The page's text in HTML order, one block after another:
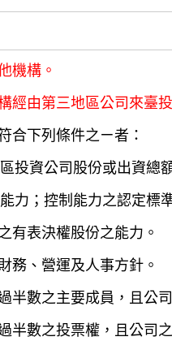
機構。
經由第三地區公司來臺
合下列條件之ㄧ者：
投資公司股份或出資總
力；控制能力之認定標
有表決權股份之能力。
務、營運及人事方針。
半數之主要成員，且公
半數之投票權，且公司